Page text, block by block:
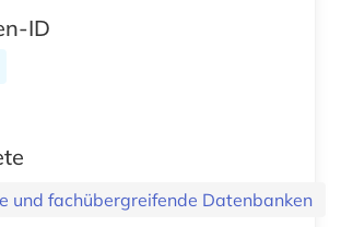
ID
und fachübergreifende Datenbanken